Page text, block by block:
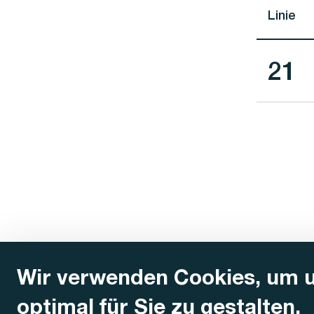
Wir verwenden Cookies, um
optimal für Sie zu gestalten.
Linie
Linie
21